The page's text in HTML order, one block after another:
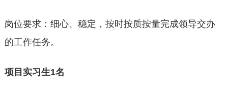
岗位要求：细心、稳定，按时按质按量完成领导交办
的工作任务。
项目实习生1名